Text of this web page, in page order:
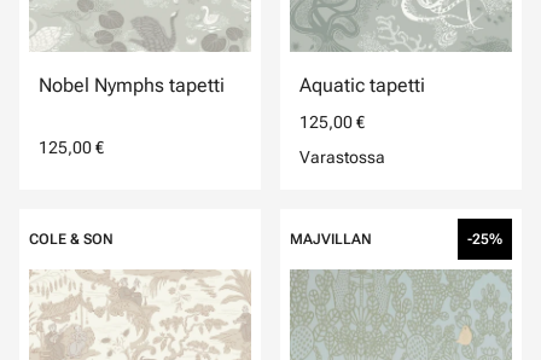
Nobel Nymphs tapetti
125,00 €
Aquatic tapetti
125,00 €
Varastossa
COLE & SON MAJVILLAN -25%